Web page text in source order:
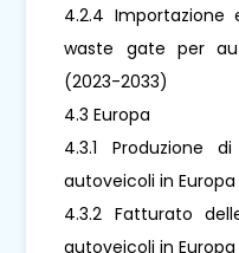
4.2.4 Importazione
waste gate per
(2023-2033)
4.3 Europa
4.3.1 Produzione
autoveicoli in
4.3.2 Fatturato
autoveicoli in